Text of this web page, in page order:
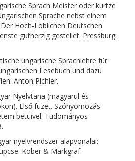
Sprach Meister oder kurtze
Sprache nebst einem
Hoch-Löblichen Deutschen
gutherzig gestellet. Pressburg:
ungarische Sprachlehre für
Lesebuch und dazu
Anton Pichler.
Nyelvtana (magyarul és
Első füzet. Szónyomozás.
betüivel. Tudományos
nyelvrendszer alapvonalai:
Kober & Markgraf.